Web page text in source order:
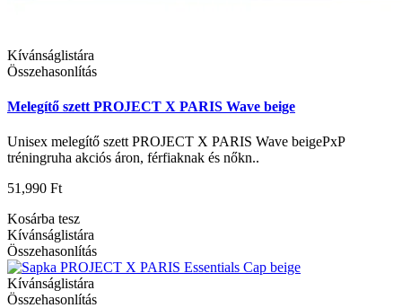
Kívánságlistára
Összehasonlítás
Melegítő szett PROJECT X PARIS Wave beige
Unisex melegítő szett PROJECT X PARIS Wave beigePxP
tréningruha akciós áron, férfiaknak és nőkn..
51,990 Ft
Kosárba tesz
Kívánságlistára
Összehasonlítás
Kívánságlistára
Összehasonlítás